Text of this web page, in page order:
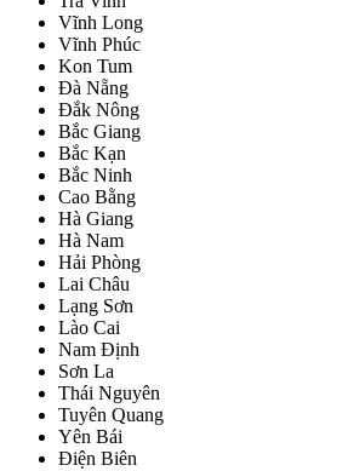
Vĩnh Long
Vĩnh Phúc
Kon Tum
Đà Nẵng
Đắk Nông
Bắc Giang
Bắc Kạn
Bắc Ninh
Cao Bằng
Hà Giang
Hà Nam
Hải Phòng
Lai Châu
Lạng Sơn
Lào Cai
Nam Định
Sơn La
Thái Nguyên
Tuyên Quang
Yên Bái
Điện Biên